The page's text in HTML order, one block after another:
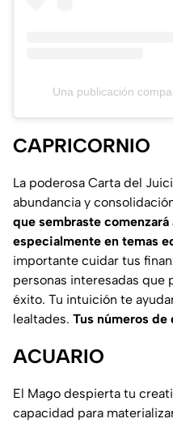
Una publicación
CAPRICORNIO
La poderosa Carta del
abundancia y
que sembraste
especialmente en temas
importante cuidar tus
personas interesadas que
éxito. Tu intuición te
lealtades. Tus números de
ACUARIO
El Mago despierta tu
capacidad para